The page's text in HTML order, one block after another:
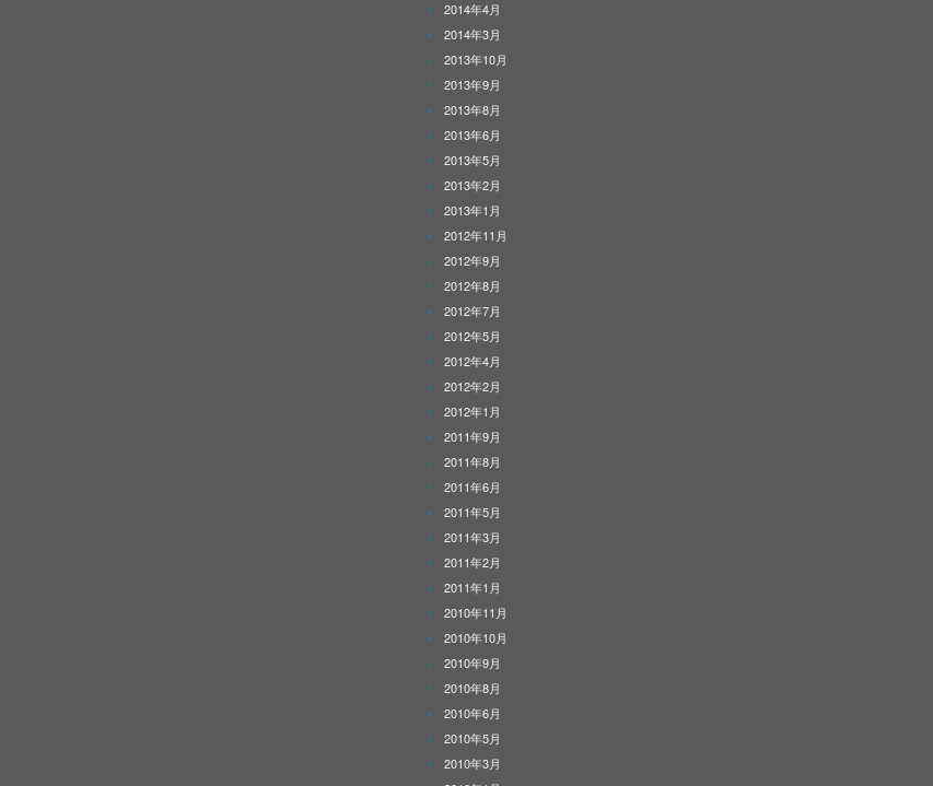
2014年4月
2014年3月
2013年10月
2013年9月
2013年8月
2013年6月
2013年5月
2013年2月
2013年1月
2012年11月
2012年9月
2012年8月
2012年7月
2012年5月
2012年4月
2012年2月
2012年1月
2011年9月
2011年8月
2011年6月
2011年5月
2011年3月
2011年2月
2011年1月
2010年11月
2010年10月
2010年9月
2010年8月
2010年6月
2010年5月
2010年3月